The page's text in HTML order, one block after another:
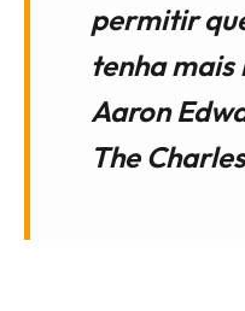
permitir
tenha
Aaron
The